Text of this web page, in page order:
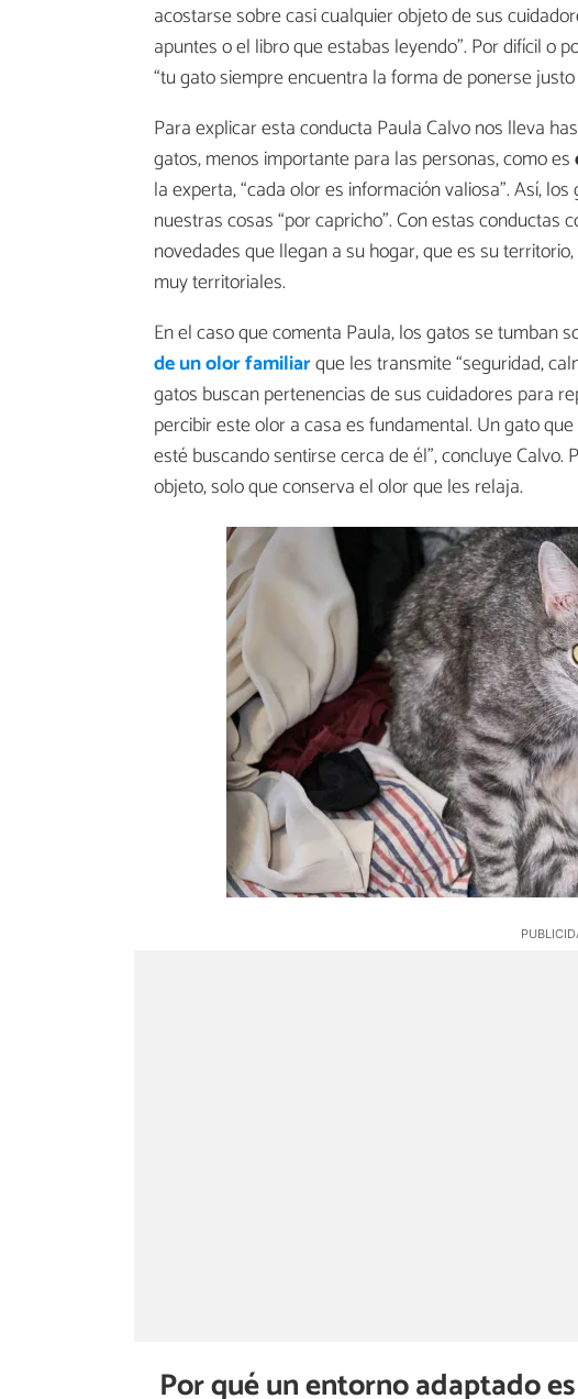
acostarse sobre casi cualquier objeto de sus
apuntes o el libro que estabas leyendo”. Por difícil o
“tu gato siempre encuentra la forma de ponerse justo
Para explicar esta conducta Paula Calvo nos lleva
gatos, menos importante para las personas, como es
la experta, “cada olor es información valiosa”. Así,
nuestras cosas “por capricho”. Con estas
novedades que llegan a su hogar, que es su
muy territoriales.
En el caso que comenta Paula, los gatos se tumban
de un olor familiarque les transmite “seguridad,
gatos buscan pertenencias de sus cuidadores para
percibir este olor a casa es fundamental. Un gato
esté buscando sentirse cerca de él”, concluye
objeto, solo que conserva el olor que les relaja.
Por qué un entorno adaptado